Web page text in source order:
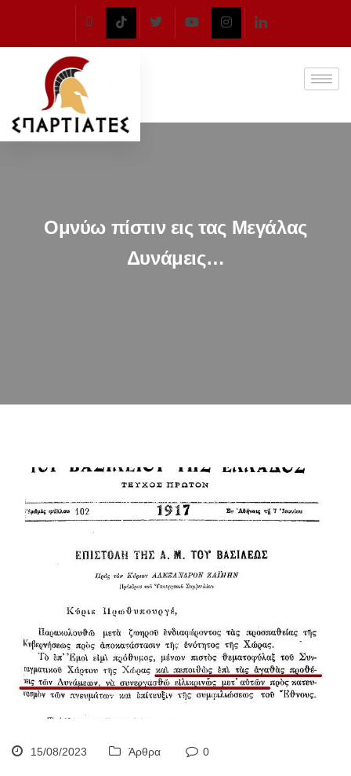
Ομνύω πίστιν εις τας Μεγάλας
Δυνάμεις…
15/08/2023 Άρθρα 0